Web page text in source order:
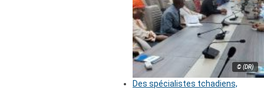
© (DR)
Des spécialistes tchadiens,